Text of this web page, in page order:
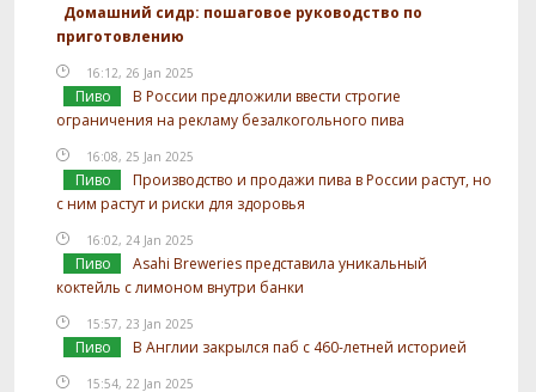
Домашний сидр: пошаговое руководство по
приготовлению
16:12, 26 Jan 2025
Пиво
В России предложили ввести строгие
ограничения на рекламу безалкогольного пива
16:08, 25 Jan 2025
Пиво
Производство и продажи пива в России растут, но
с ним растут и риски для здоровья
16:02, 24 Jan 2025
Пиво
Asahi Breweries представила уникальный
коктейль с лимоном внутри банки
15:57, 23 Jan 2025
Пиво В Англии закрылся паб с 460-летней историей
15:54, 22 Jan 2025